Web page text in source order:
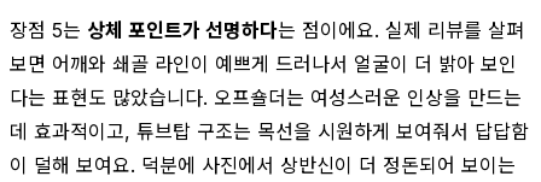
장점 5는 상체 포인트가 선명하다는 점이에요. 실제 리뷰를 살펴
보면 어깨와 쇄골 라인이 예쁘게 드러나서 얼굴이 더 밝아 보인
다는 표현도 많았습니다. 오프숄더는 여성스러운 인상을 만드는
데 효과적이고, 튜브탑 구조는 목선을 시원하게 보여줘서 답답함
이 덜해 보여요. 덕분에 사진에서 상반신이 더 정돈되어 보이는